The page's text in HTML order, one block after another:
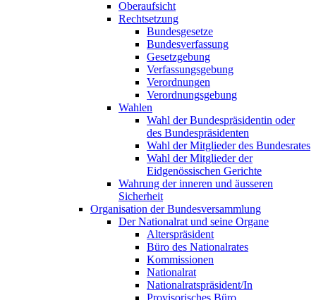
Oberaufsicht
Rechtsetzung
Bundesgesetze
Bundesverfassung
Gesetzgebung
Verfassungsgebung
Verordnungen
Verordnungsgebung
Wahlen
Wahl der Bundespräsidentin oder
des Bundespräsidenten
Wahl der Mitglieder des Bundesrates
Wahl der Mitglieder der
Eidgenössischen Gerichte
Wahrung der inneren und äusseren
Sicherheit
Organisation der Bundesversammlung
Der Nationalrat und seine Organe
Alterspräsident
Büro des Nationalrates
Kommissionen
Nationalrat
Nationalratspräsident/In